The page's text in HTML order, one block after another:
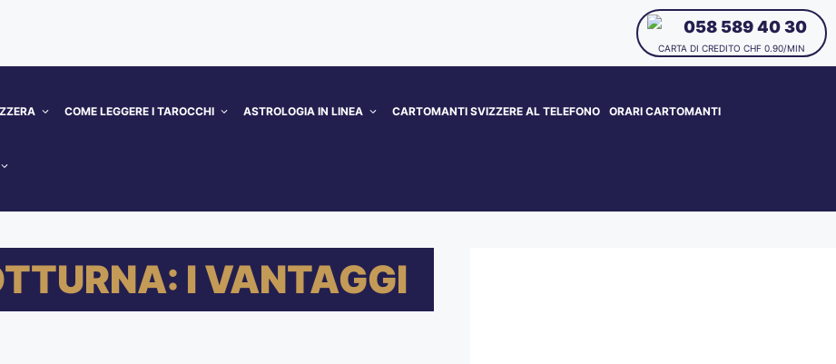
058 589 40 30
CARTA DI CREDITO CHF 0.90/MIN
COME LEGGERE I TAROCCHI ASTROLOGIA IN LINEA CARTOMANTI SVIZZERE AL TELEFONO ORARI CARTOMANTI
I VANTAGGI